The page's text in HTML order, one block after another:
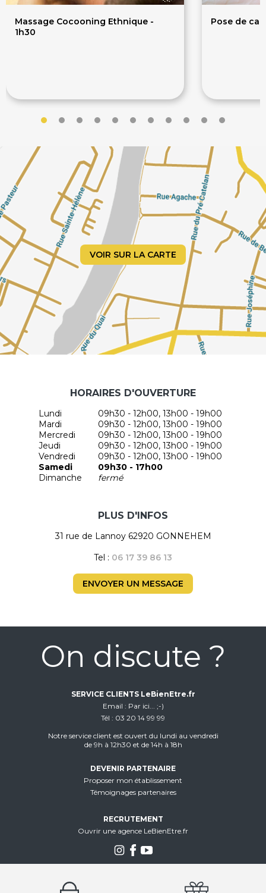
Soin acide Hyaluronique
Spa Privatif
Teinture Cils / Sourcils
Massage Cocooning Ethnique -
1h30
Pose de
VOIR SUR LA CARTE
HORAIRES D'OUVERTURE
Lundi
09h30 - 12h00, 13h00 - 19h00
Mardi
09h30 - 12h00, 13h00 - 19h00
Mercredi
09h30 - 12h00, 13h00 - 19h00
Jeudi
09h30 - 12h00, 13h00 - 19h00
Vendredi
09h30 - 12h00, 13h00 - 19h00
Samedi
09h30 - 17h00
Dimanche
fermé
PLUS D'INFOS
31 rue de Lannoy 62920 GONNEHEM
Tel : 06 17 39 86 13
ENVOYER UN MESSAGE
On discute ?
SERVICE CLIENTS LeBienEtre.fr
Email
Par ici... ;-)
Tél
03 20 14 99 99
Notre service client est ouvert du lundi au vendredi
de 9h à 12h30 et de 14h à 18h
DEVENIR PARTENAIRE
Proposer mon établissement
Témoignages partenaires
RECRUTEMENT
Ouvrir une agence LeBienEtre.fr